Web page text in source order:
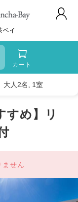
ベイ
カート
大人2名, 1室
すめ】リ
せん